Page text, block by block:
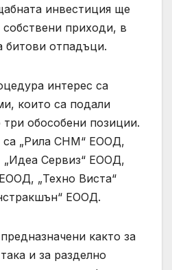
инвестиция ще
приходи, в
битови отпадъци.
интерес са
които са подали
обособени позиции.
са „Рила СНМ“ ЕООД,
„Идеа Сервиз“ ЕООД,
„Техно Виста“
ЕООД.
както за
и за разделно